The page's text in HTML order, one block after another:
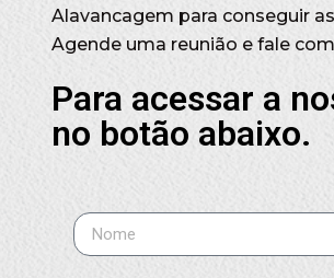
Alavancagem para conseguir as
Agende uma reunião e fale
Para acessar a
no botão abaixo.